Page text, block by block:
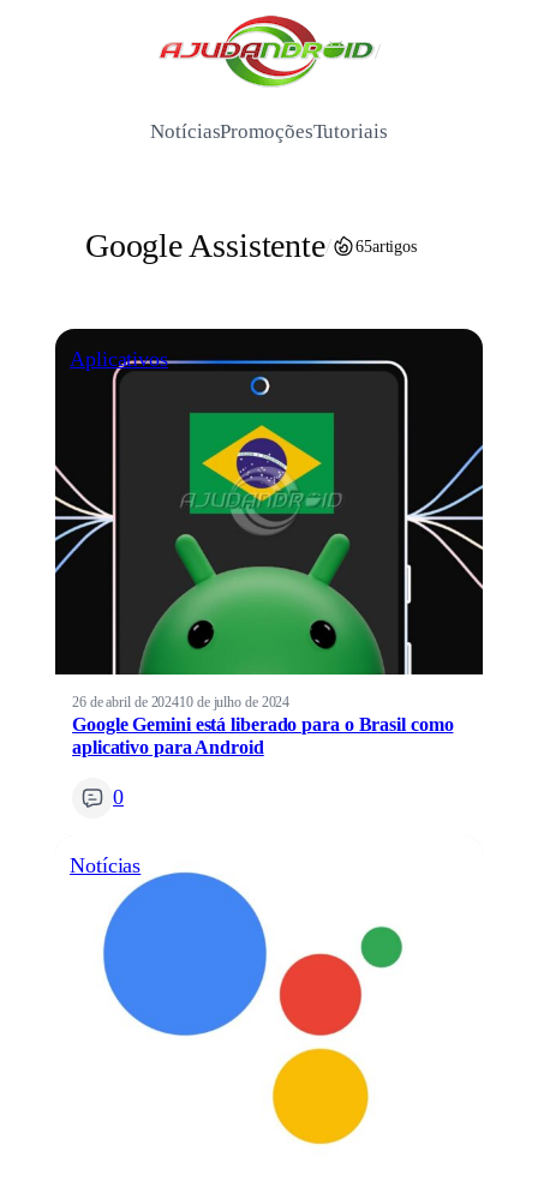
/
NotíciasPromoçõesTutoriais
Google Assistente/ 65artigos
Aplicativos
26 de abril de 202410 de julho de 2024
Google Gemini está liberado para o Brasil como
aplicativo para Android
0
Notícias